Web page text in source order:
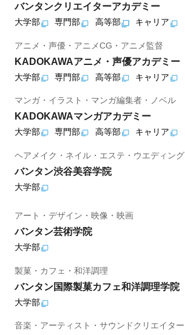
バンタンクリエイターアカデミー
大学部 専門部 高等部 キャリア
アニメ・声優・アニメCG・アニメ監督
KADOKAWAアニメ・声優アカデミー
大学部 専門部 高等部 キャリア
マンガ・イラスト・マンガ編集者・ノベル
KADOKAWAマンガアカデミー
大学部 専門部 高等部 キャリア
ヘアメイク・ネイル・エステ・ウエディング
バンタン渋谷美容学院
大学部
アート・デザイン・映像・映画
バンタン芸術学院
大学部
製菓・カフェ・和洋調理
バンタン国際製菓カフェ和洋調理学院
大学部
音楽・アーティスト・サウンドクリエイター